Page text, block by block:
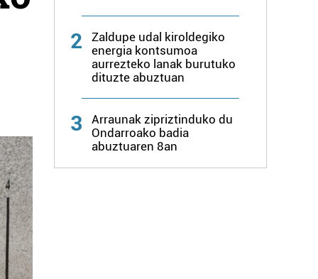
2
Zaldupe udal kiroldegiko
energia kontsumoa
aurrezteko lanak burutuko
dituzte abuztuan
3
Arraunak zipriztinduko du
Ondarroako badia
abuztuaren 8an